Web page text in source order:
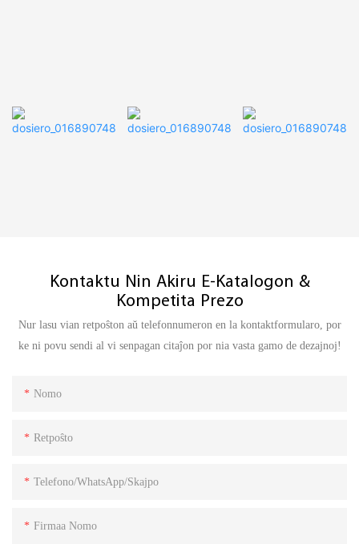
Kontaktu Nin Akiru E-Katalogon &
Kompetita Prezo
Nur lasu vian retpoŝton aŭ telefonnumeron en la kontaktformularo, por
ke ni povu sendi al vi senpagan citaĵon por nia vasta gamo de dezajnoj!
Nomo
Retpoŝto
Telefono/WhatsApp/Skajpo
Firmaa Nomo